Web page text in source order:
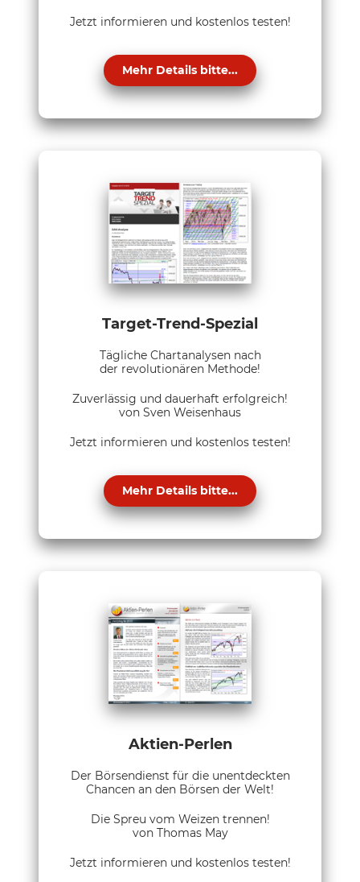
Jetzt informieren und kostenlos testen!
Mehr Details bitte...
Target-Trend-Spezial
Tägliche Chartanalysen nach
der revolutionären Methode!
Zuverlässig und dauerhaft erfolgreich!
von Sven Weisenhaus
Jetzt informieren und kostenlos testen!
Mehr Details bitte...
Aktien-Perlen
Der Börsendienst für die unentdeckten
Chancen an den Börsen der Welt!
Die Spreu vom Weizen trennen!
von Thomas May
Jetzt informieren und kostenlos testen!